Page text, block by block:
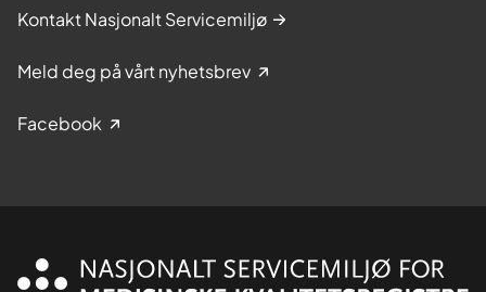
Kontakt Nasjonalt Servicemiljø
Meld deg på vårt nyhetsbrev
Facebook